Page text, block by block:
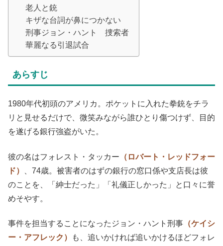
老人と銃
キザな台詞が鼻につかない
刑事ジョン・ハント 捜索者
華麗なる引退試合
あらすじ
1980年代初頭のアメリカ。ポケットに入れた拳銃をチラ
リと見せるだけで、微笑みながら誰ひとり傷つけず、目的
を遂げる銀行強盗がいた。
彼の名はフォレスト・タッカー （ロバート・レッドフォー
ド）
、74歳。被害者のはずの銀行の窓口係や支店長は彼
のことを、「紳士だった」「礼儀正しかった」と口々に誉
めそやす。
事件を担当することになったジョン・ハント刑事 （ケイシ
ー・アフレック）
も、追いかければ追いかけるほどフォレ